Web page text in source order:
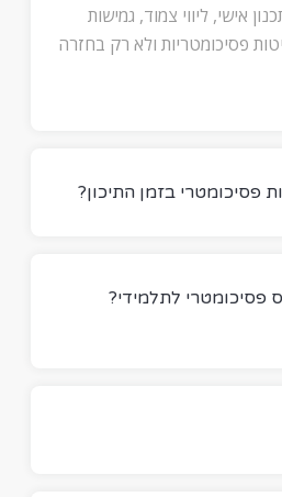
אישי, ליווי צמוד, גמישות
פסיכומטריות ולא רק בחזרה
פסיכומטרי בזמן התיכון
?למי מתאים קורס פסיכומטרי לתלמידי